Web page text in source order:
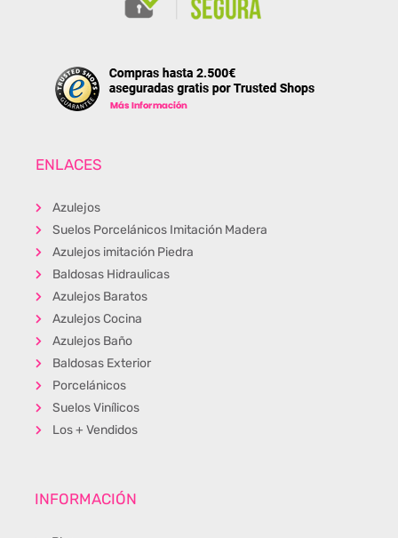
ENLACES
Azulejos
Suelos Porcelánicos Imitación Madera
Azulejos imitación Piedra
Baldosas Hidraulicas
Azulejos Baratos
Azulejos Cocina
Azulejos Baño
Baldosas Exterior
Porcelánicos
Suelos Vinílicos
Los + Vendidos
INFORMACIÓN